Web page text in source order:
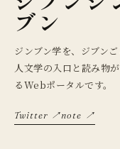
ブン
ジンブン学を、ジブンご
人文学の入口と読み物
るWebポータルです。
Twitter ↗note ↗